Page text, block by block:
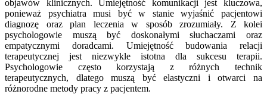
objawów klinicznych. Umiejętność komunikacji jest kluczowa,
ponieważ psychiatra musi być w stanie wyjaśnić pacjentowi
diagnozę oraz plan leczenia w sposób zrozumiały. Z kolei
psychologowie muszą być doskonałymi słuchaczami oraz
empatycznymi doradcami. Umiejętność budowania relacji
terapeutycznej jest niezwykle istotna dla sukcesu terapii.
Psychologowie często korzystają z różnych technik
terapeutycznych, dlatego muszą być elastyczni i otwarci na
różnorodne metody pracy z pacjentem.